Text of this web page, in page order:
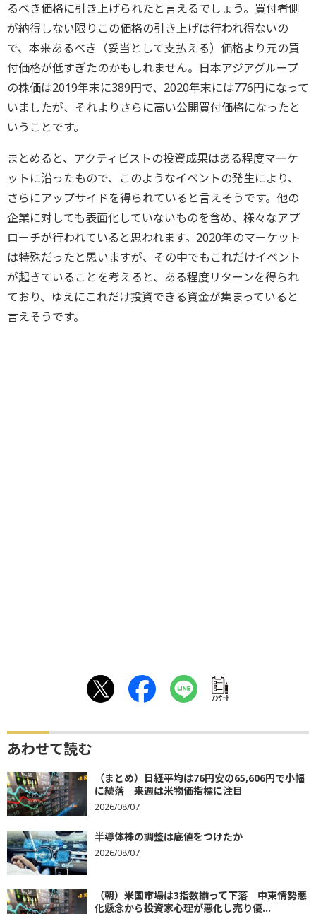
るべき価格に引き上げられたと言えるでしょう。買付者側
が納得しない限りこの価格の引き上げは行われ得ないの
で、本来あるべき（妥当として支払える）価格より元の買
付価格が低すぎたのかもしれません。日本アジアグループ
の株価は2019年末に389円で、2020年末には776円になって
いましたが、それよりさらに高い公開買付価格になったと
いうことです。
まとめると、アクティビストの投資成果はある程度マーケ
ットに沿ったもので、このようなイベントの発生により、
さらにアップサイドを得られていると言えそうです。他の
企業に対しても表面化していないものを含め、様々なアプ
ローチが行われていると思われます。2020年のマーケット
は特殊だったと思いますが、その中でもこれだけイベント
が起きていることを考えると、ある程度リターンを得られ
ており、ゆえにこれだけ投資できる資金が集まっていると
言えそうです。
ｱﾝｹｰﾄ
あわせて読む
（まとめ）日経平均は76円安の65,606円で小幅
に続落 来週は米物価指標に注目
2026/08/07
半導体株の調整は底値をつけたか
2026/08/07
（朝）米国市場は3指数揃って下落 中東情勢悪
化懸念から投資家心理が悪化し売り優...